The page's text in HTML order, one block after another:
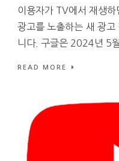
이용자가 TV에서 재생
광고를 노출하는 새 광
니다. 구글은 2024년 5
READ MORE